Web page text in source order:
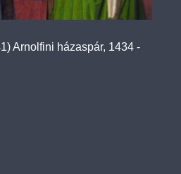
Arnolfini házaspár, 1434 -